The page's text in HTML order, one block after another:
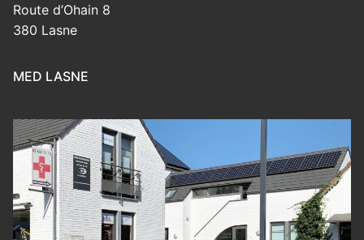
Route d’Ohain 8
380 Lasne
MED LASNE